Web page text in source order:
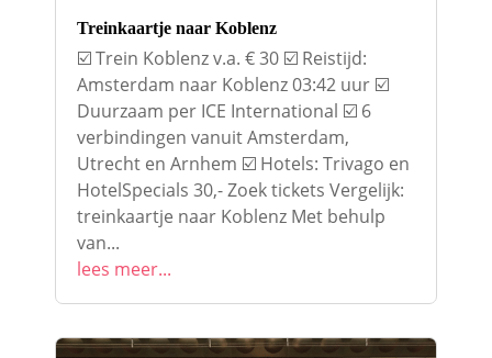
Treinkaartje naar Koblenz
☑️ Trein Koblenz v.a. € 30 ☑️ Reistijd:
Amsterdam naar Koblenz 03:42 uur ☑️
Duurzaam per ICE International ☑️ 6
verbindingen vanuit Amsterdam,
Utrecht en Arnhem ☑️ Hotels: Trivago en
HotelSpecials 30,- Zoek tickets Vergelijk:
treinkaartje naar Koblenz Met behulp
van...
lees meer...